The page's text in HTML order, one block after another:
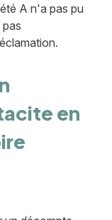
A n'a pas pu
pas
en